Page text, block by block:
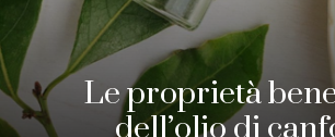
Le proprietà
dell’olio di